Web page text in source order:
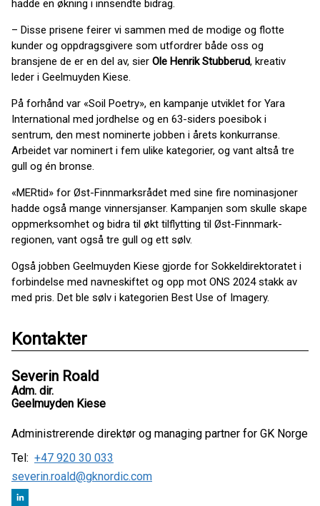
hadde en økning i innsendte bidrag.
– Disse prisene feirer vi sammen med de modige og flotte
kunder og oppdragsgivere som utfordrer både oss og
bransjene de er en del av, sier Ole Henrik Stubberud, kreativ
leder i Geelmuyden Kiese.
På forhånd var «Soil Poetry», en kampanje utviklet for Yara
International med jordhelse og en 63-siders poesibok i
sentrum, den mest nominerte jobben i årets konkurranse.
Arbeidet var nominert i fem ulike kategorier, og vant altså tre
gull og én bronse.
«MERtid» for Øst-Finnmarksrådet med sine fire nominasjoner
hadde også mange vinnersjanser. Kampanjen som skulle skape
oppmerksomhet og bidra til økt tilflytting til Øst-Finnmark-
regionen, vant også tre gull og ett sølv.
Også jobben Geelmuyden Kiese gjorde for Sokkeldirektoratet i
forbindelse med navneskiftet og opp mot ONS 2024 stakk av
med pris. Det ble sølv i kategorien Best Use of Imagery.
Kontakter
Severin Roald
Adm. dir.
Geelmuyden Kiese
Administrerende direktør og managing partner for GK Norge
Tel: +47 920 30 033
severin.roald@gknordic.com